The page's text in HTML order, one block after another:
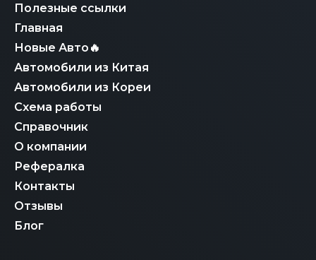
Полезные ссылки
Главная
Новые Авто🔥
Автомобили из Китая
Автомобили из Кореи
Схема работы
Справочник
О компании
Рефералка
Контакты
Отзывы
Блог